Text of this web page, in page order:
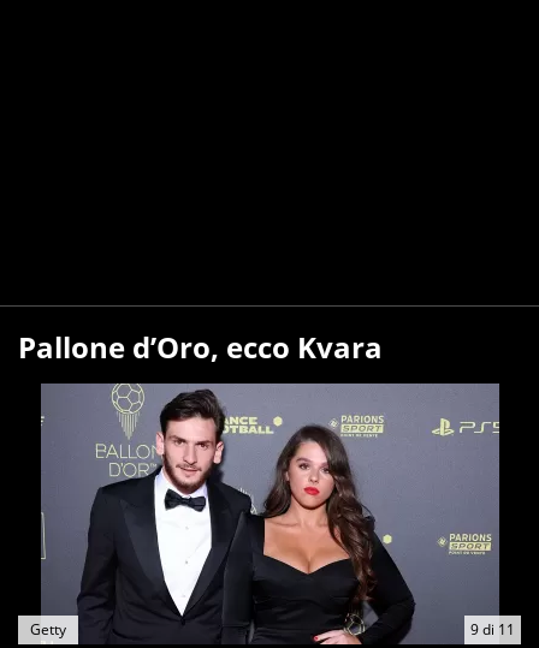
Pallone d’Oro, ecco Kvara
9di 11
Getty